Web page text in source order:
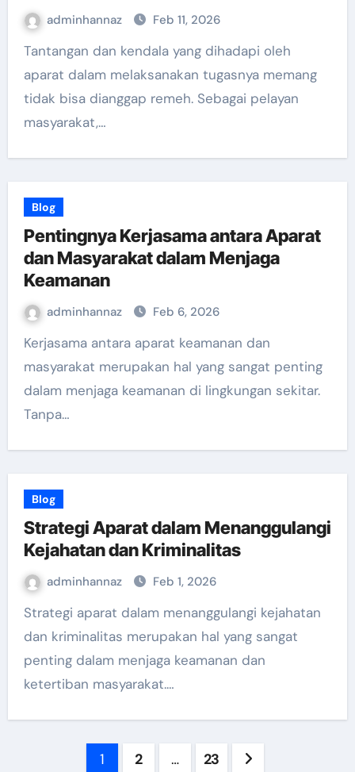
adminhannaz Feb 11, 2026
Tantangan dan kendala yang dihadapi oleh
aparat dalam melaksanakan tugasnya memang
tidak bisa dianggap remeh. Sebagai pelayan
masyarakat,…
Blog
Pentingnya Kerjasama antara Aparat
dan Masyarakat dalam Menjaga
Keamanan
adminhannaz Feb 6, 2026
Kerjasama antara aparat keamanan dan
masyarakat merupakan hal yang sangat penting
dalam menjaga keamanan di lingkungan sekitar.
Tanpa…
Blog
Strategi Aparat dalam Menanggulangi
Kejahatan dan Kriminalitas
adminhannaz Feb 1, 2026
Strategi aparat dalam menanggulangi kejahatan
dan kriminalitas merupakan hal yang sangat
penting dalam menjaga keamanan dan
ketertiban masyarakat.…
1 2 … 23